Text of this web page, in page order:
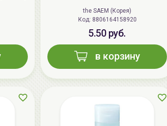
the SAEM (Корея)
Код: 8806164158920
5.50 руб.
в корзину